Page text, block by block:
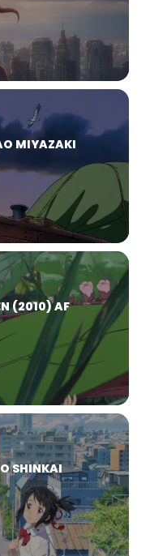
MIYAZAKI
(2010) AF
SHINKAI